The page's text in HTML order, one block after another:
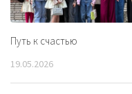
Путь к счастью
19.05.2026